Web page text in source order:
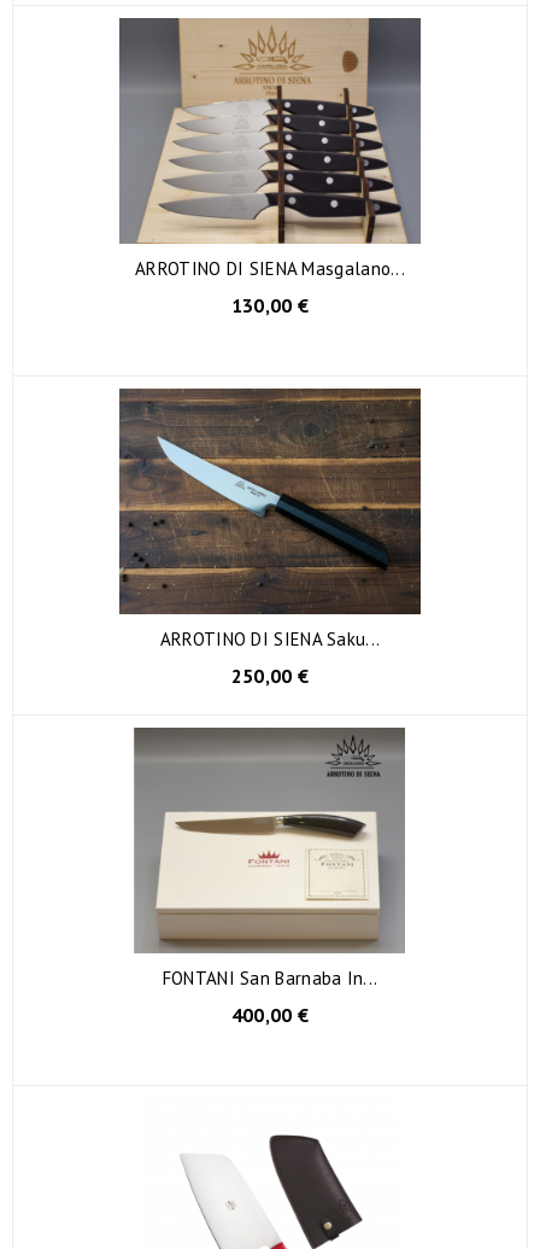
ARROTINO DI SIENA Masgalano...
130,00 €
ARROTINO DI SIENA Saku...
250,00 €
FONTANI San Barnaba In...
400,00 €